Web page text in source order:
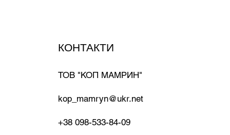
КОНТАКТИ
ТОВ "КОП МАМРИН"
kop_mamryn@ukr.net
+38 098-533-84-09